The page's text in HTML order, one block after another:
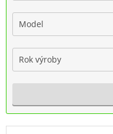
Model
Rok výroby